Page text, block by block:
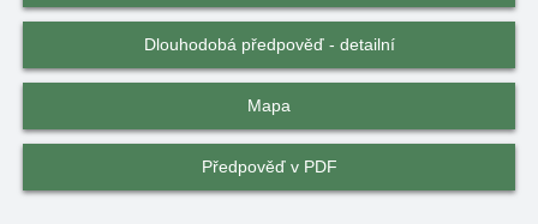
Dlouhodobá předpověď - detailní
Mapa
Předpověď v PDF